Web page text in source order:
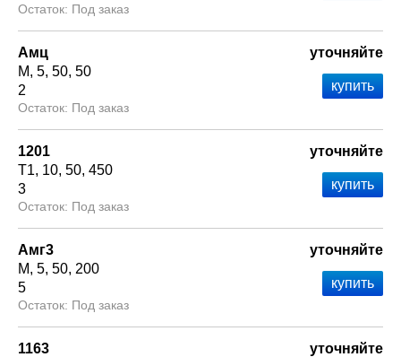
Под заказ
Амц
М 5 50 50
2
Под заказ
уточняйте
1201
Т1 10 50 450
3
Под заказ
уточняйте
Амг3
М 5 50 200
5
Под заказ
уточняйте
1163
уточняйте